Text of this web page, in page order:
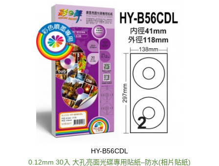
HY-B56CDL
0.12mm 30入 大孔亮面光碟專用貼紙–防水(相片貼紙)